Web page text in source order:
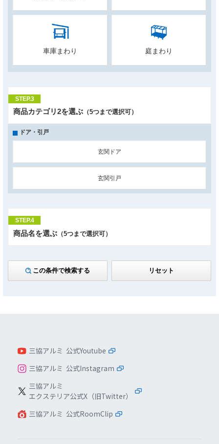
車庫まわり 庭まわり
STEP.3
商品カテゴリ2を選ぶ （5つまで選択可）
ドア・引戸
玄関ドア
玄関引戸
STEP.4
商品名を選ぶ （5つまで選択可）
この条件で検索する リセット
三協アルミ 公式Youtube
三協アルミ 公式Instagram
三協アルミ
エクステリア公式X（旧Twitter）
三協アルミ 公式RoomClip